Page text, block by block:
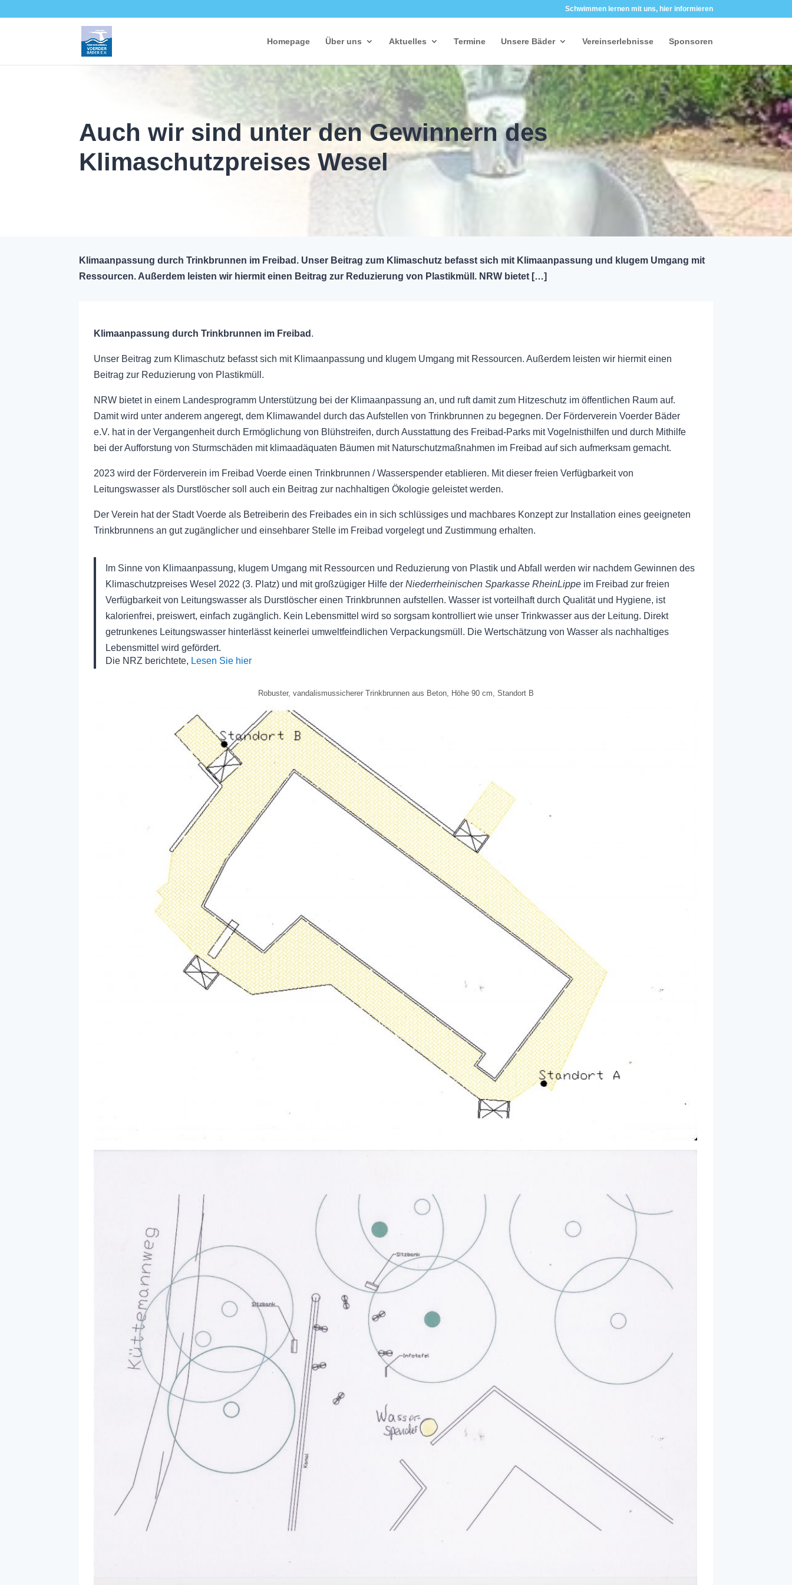
Schwimmen lernen mit uns, hier informieren
Homepage Über uns Aktuelles Termine Unsere Bäder Vereinserlebnisse Sponsoren
Auch wir sind unter den Gewinnern des
Klimaschutzpreises Wesel
Klimaanpassung durch Trinkbrunnen im Freibad. Unser Beitrag zum Klimaschutz befasst sich mit Klimaanpassung und klugem Umgang mit
Ressourcen. Außerdem leisten wir hiermit einen Beitrag zur Reduzierung von Plastikmüll. NRW bietet […]
Klimaanpassung durch Trinkbrunnen im Freibad .
Unser Beitrag zum Klimaschutz befasst sich mit Klimaanpassung und klugem Umgang mit Ressourcen. Außerdem leisten wir hiermit einen
Beitrag zur Reduzierung von Plastikmüll.
NRW bietet in einem Landesprogramm Unterstützung bei der Klimaanpassung an, und ruft damit zum Hitzeschutz im öffentlichen Raum auf.
Damit wird unter anderem angeregt, dem Klimawandel durch das Aufstellen von Trinkbrunnen zu begegnen. Der Förderverein Voerder Bäder
e.V. hat in der Vergangenheit durch Ermöglichung von Blühstreifen, durch Ausstattung des Freibad-Parks mit Vogelnisthilfen und durch Mithilfe
bei der Aufforstung von Sturmschäden mit klimaadäquaten Bäumen mit Naturschutzmaßnahmen im Freibad auf sich aufmerksam gemacht.
2023 wird der Förderverein im Freibad Voerde einen Trinkbrunnen / Wasserspender etablieren. Mit dieser freien Verfügbarkeit von
Leitungswasser als Durstlöscher soll auch ein Beitrag zur nachhaltigen Ökologie geleistet werden.
Der Verein hat der Stadt Voerde als Betreiberin des Freibades ein in sich schlüssiges und machbares Konzept zur Installation eines geeigneten
Trinkbrunnens an gut zugänglicher und einsehbarer Stelle im Freibad vorgelegt und Zustimmung erhalten.
Im Sinne von Klimaanpassung, klugem Umgang mit Ressourcen und Reduzierung von Plastik und Abfall werden wir nachdem Gewinnen des
Klimaschutzpreises Wesel 2022 (3. Platz) und mit großzügiger Hilfe derNiederrheinischen Sparkasse RheinLippe im Freibad zur freien
Verfügbarkeit von Leitungswasser als Durstlöscher einen Trinkbrunnen aufstellen. Wasser ist vorteilhaft durch Qualität und Hygiene, ist
kalorienfrei, preiswert, einfach zugänglich. Kein Lebensmittel wird so sorgsam kontrolliert wie unser Trinkwasser aus der Leitung. Direkt
getrunkenes Leitungswasser hinterlässt keinerlei umweltfeindlichen Verpackungsmüll. Die Wertschätzung von Wasser als nachhaltiges
Lebensmittel wird gefördert.
Die NRZ berichtete, Lesen Sie hier
Robuster, vandalismussicherer Trinkbrunnen aus Beton, Höhe 90 cm, Standort B